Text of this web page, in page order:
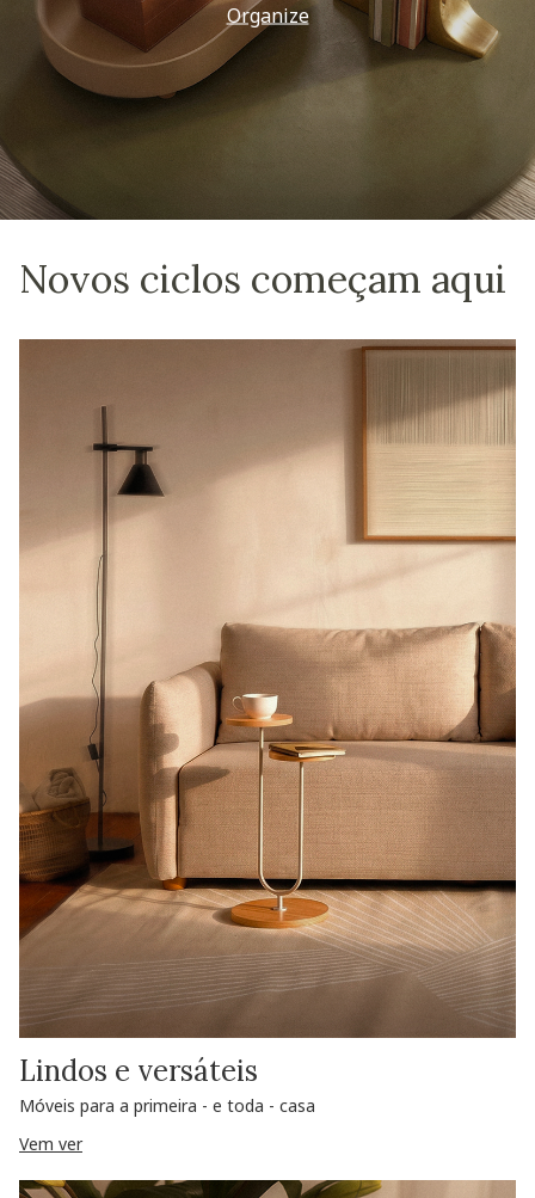
Organize
Novos ciclos começam aqui
Lindos e versáteis
Móveis para a primeira - e toda - casa
Vem ver